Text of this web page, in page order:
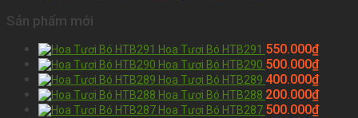
Sản phẩm mới
Hoa Tươi Bó HTB291 550.000₫
Hoa Tươi Bó HTB290 500.000₫
Hoa Tươi Bó HTB289 400.000₫
Hoa Tươi Bó HTB288 200.000₫
Hoa Tươi Bó HTB287 500.000₫